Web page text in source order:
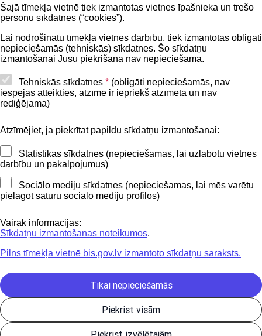
Šajā tīmekļa vietnē tiek izmantotas vietnes īpašnieka un trešo
personu sīkdatnes (“cookies”).
Lai nodrošinātu tīmekļa vietnes darbību, tiek izmantotas obligāti
nepieciešamās (tehniskās) sīkdatnes. Šo sīkdatņu
izmantošanai Jūsu piekrišana nav nepieciešama.
Tehniskās sīkdatnes * (obligāti nepieciešamās, nav
iespējas atteikties, atzīme ir iepriekš atzīmēta un nav
rediģējama)
Atzīmējiet, ja piekrītat papildu sīkdatņu izmantošanai:
Statistikas sīkdatnes (nepieciešamas, lai uzlabotu vietnes
darbību un pakalpojumus)
Sociālo mediju sīkdatnes (nepieciešamas, lai mēs varētu
pielāgot saturu sociālo mediju profilos)
Vairāk informācijas:
Sīkdatņu izmantošanas noteikumos.
Pilns tīmekļa vietnē bis.gov.lv izmantoto sīkdatņu saraksts.
Piekrist visām
Tikai nepieciešamās
Privātuma politika
Lapas karte
Piekļūstamības paziņojums
Kontakti
BIS atbalsta dienesta tālrunis:
Sekojiet mums
Lejupielādejiet
Būvniecības valsts kontroles birojs | Informācijas pārpublicēšanas